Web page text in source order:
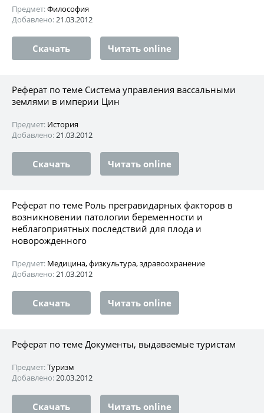
Предмет:Философия
Добавлено:21.03.2012
Скачать Читать online
Реферат по теме Система управления вассальными
землями в империи Цин
Предмет: История
Добавлено:21.03.2012
Скачать Читать online
Реферат по теме Роль прегравидарных факторов в
возникновении патологии беременности и
неблагоприятных последствий для плода и
новорожденного
Предмет: Медицина, физкультура, здравоохранение
Добавлено:21.03.2012
Скачать Читать online
Реферат по теме Документы, выдаваемые туристам
Предмет:Туризм
Добавлено:20.03.2012
Скачать Читать online